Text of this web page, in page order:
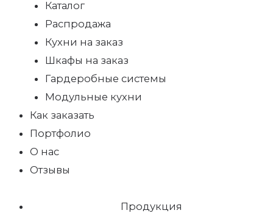
Каталог
Распродажа
Кухни на заказ
Шкафы на заказ
Гардеробные системы
Модульные кухни
Как заказать
Портфолио
О нас
Отзывы
Продукция